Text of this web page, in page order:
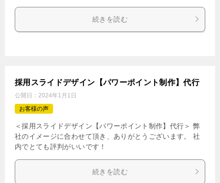
続きを読む
採用スライドデザイン【パワーポイント制作】代行
公開日： 2024年1月1日
お客様の声
＜採用スライドデザイン【パワーポイント制作】代行＞ 弊
社のイメージに合わせて頂き、ありがとうございます。 社
内でとても評判がいいです！
続きを読む